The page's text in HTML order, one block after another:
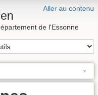
Aller au contenu
de l'Essonne